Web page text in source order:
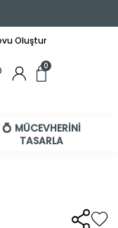
Oluştur
0
💍 MÜCEVHERİNİ
TASARLA